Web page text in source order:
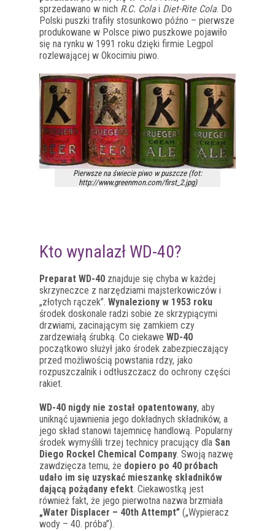
sprzedawano w nich R.C. Colai Diet-Rite Cola. Do
Polski puszki trafiły stosunkowo późno – pierwsze
produkowane w Polsce piwo puszkowe pojawiło
się na rynku w 1991 roku dzięki firmie Legpol
rozlewającej w Okocimiu piwo.
Pierwsze na świecie piwo w puszcze (fot:
http://www.greenmon.com/first_2.jpg)
Kto wynalazł WD-40?
Preparat WD-40 znajduje się chyba w każdej
skrzyneczce z narzędziami majsterkowiczów i
„złotych rączek”. Wynaleziony w 1953 roku
środek doskonale radzi sobie ze skrzypiącymi
drzwiami, zacinającym się zamkiem czy
zardzewiałą śrubką. Co ciekawe WD-40
początkowo służył jako środek zabezpieczający
przed możliwością powstania rdzy, jako
rozpuszczalnik i odtłuszczacz do ochrony części
rakiet.
WD-40 nigdy nie został opatentowany, aby
uniknąć ujawnienia jego dokładnych składników, a
jego skład stanowi tajemnicę handlową. Popularny
środek wymyślili trzej technicy pracujący dla San
Diego Rockel Chemical Company. Swoją nazwę
zawdzięcza temu, że dopiero po 40 próbach
udało im się uzyskać mieszankę składników
dającą pożądany efekt. Ciekawostką jest
również fakt, że jego pierwotna nazwa brzmiała
„Water Displacer – 40th Attempt” („Wypieracz
wody – 40. próba”).